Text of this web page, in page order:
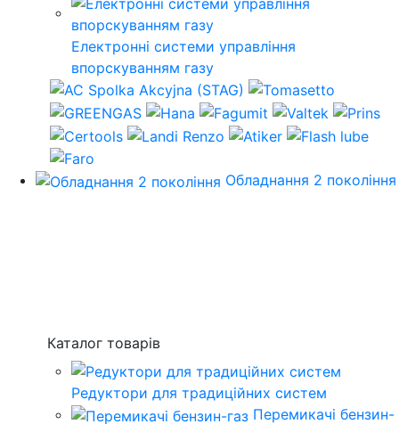
Електронні системи управління
впорскуванням газу
Обладнання 2 покоління
Каталог товарів
Редуктори для традиційних систем
Перемикачі бензин-